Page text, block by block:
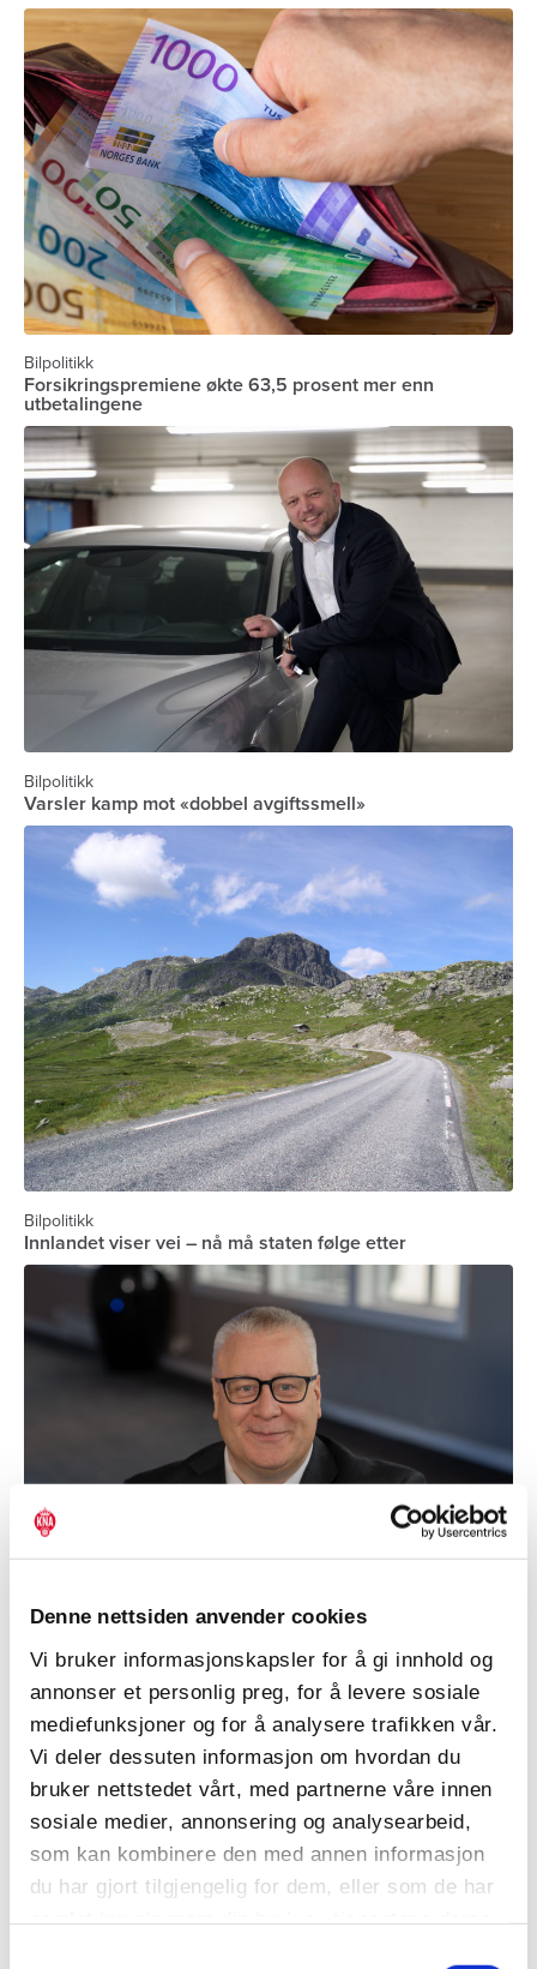
Denne nettsiden anvender cookies
Vi bruker informasjonskapsler for å gi innhold og
annonser et personlig preg, for å levere sosiale
mediefunksjoner og for å analysere trafikken vår.
Vi deler dessuten informasjon om hvordan du
bruker nettstedet vårt, med partnerne våre innen
sosiale medier, annonsering og analysearbeid,
som kan kombinere den med annen informasjon
du har gjort tilgjengelig for dem, eller som de har
samlet inn gjennom din bruk av tjenestene deres.
Bilpolitikk
Forsikringspremiene økte 63,5 prosent mer enn
utbetalingene
Bilpolitikk
Varsler kamp mot «dobbel avgiftssmell»
Bilpolitikk
Innlandet viser vei – nå må staten følge etter
Bilpolitikk